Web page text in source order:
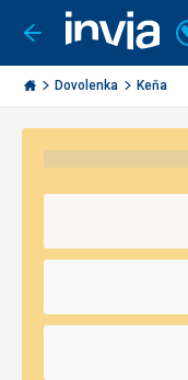
Ísť
späť
Invia.sk
Dovolenka Keňa